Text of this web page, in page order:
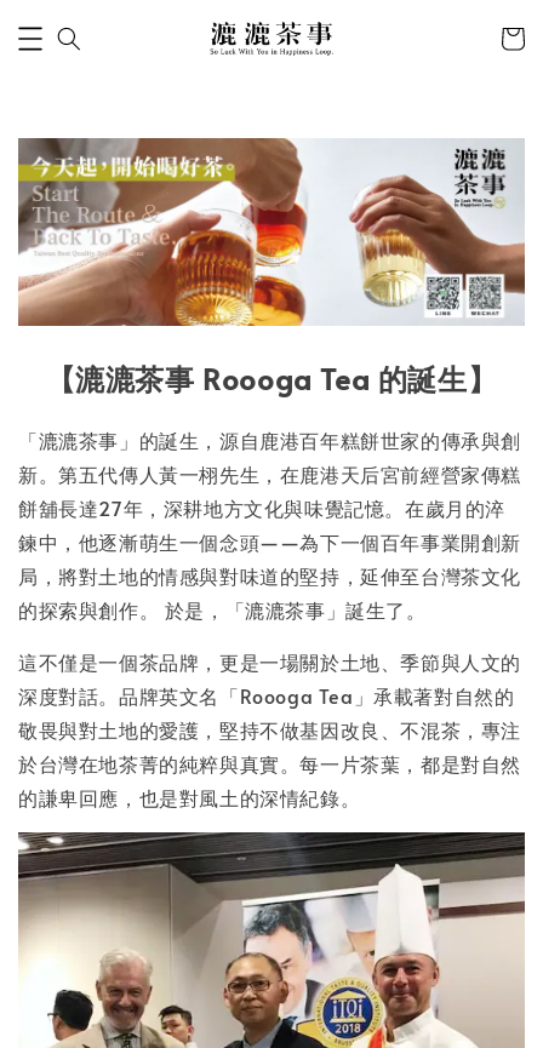
【漉漉茶事 Roooga Tea 的誕生】
「漉漉茶事」的誕生，源自鹿港百年糕餅世家的傳承與創
新。第五代傳人黃一栩先生，在鹿港天后宮前經營家傳糕
餅舖長達27年，深耕地方文化與味覺記憶。在歲月的淬
鍊中，他逐漸萌生一個念頭——為下一個百年事業開創新
局，將對土地的情感與對味道的堅持，延伸至台灣茶文化
的探索與創作。 於是，「漉漉茶事」誕生了。
這不僅是一個茶品牌，更是一場關於土地、季節與人文的
深度對話。品牌英文名「Roooga Tea」承載著對自然的
敬畏與對土地的愛護，堅持不做基因改良、不混茶，專注
於台灣在地茶菁的純粹與真實。每一片茶葉，都是對自然
的謙卑回應，也是對風土的深情紀錄。